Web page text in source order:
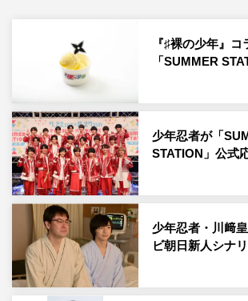
任した少年忍者が
公演、後半には「
2023」限定ユニット・ミライBoys 24が
シュかつ圧巻のパフォーマンスを披露す
そんな同公演の開幕当日となる7月
演を数時間後に控えた少年忍者がゲネプ
琉、織山尚大、川﨑皇輝、内村颯太、深
輝、檜山光成、久保廉、小田将聖、元木
木滉平、安嶋秀生、ヴァサイェガ渉、鈴
朗、川﨑星輝、山井飛翔、長瀬結星、豊
という総勢21 人のパワーみなぎるメンバ
どころを凝縮した特別公演を披露した。
『♯裸の少年』
「SUMMER
少年忍者が「
STATION」公式
少年忍者・川﨑
ビ朝日新人シナ